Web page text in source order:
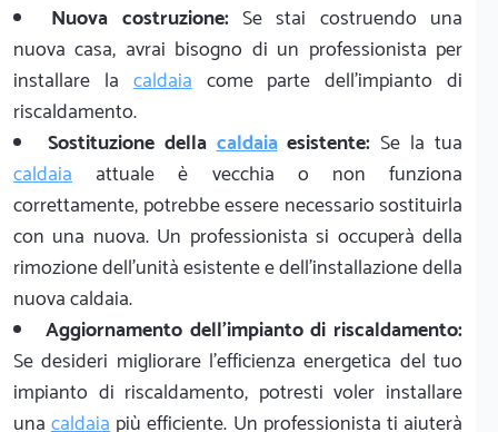
Nuova costruzione:Se stai costruendo una
nuova casa, avrai bisogno di un professionista per
installare lacaldaiacome parte dell'impianto di
riscaldamento.
Sostituzione dellacaldaiaesistente: Se la tua
caldaia attuale è vecchia o non funziona
correttamente, potrebbe essere necessario sostituirla
con una nuova. Un professionista si occuperà della
rimozione dell'unità esistente e dell'installazione della
nuova caldaia.
Aggiornamento dell'impianto di riscaldamento:
Se desideri migliorare l'efficienza energetica del tuo
impianto di riscaldamento, potresti voler installare
unacaldaiapiù efficiente. Un professionista ti aiuterà